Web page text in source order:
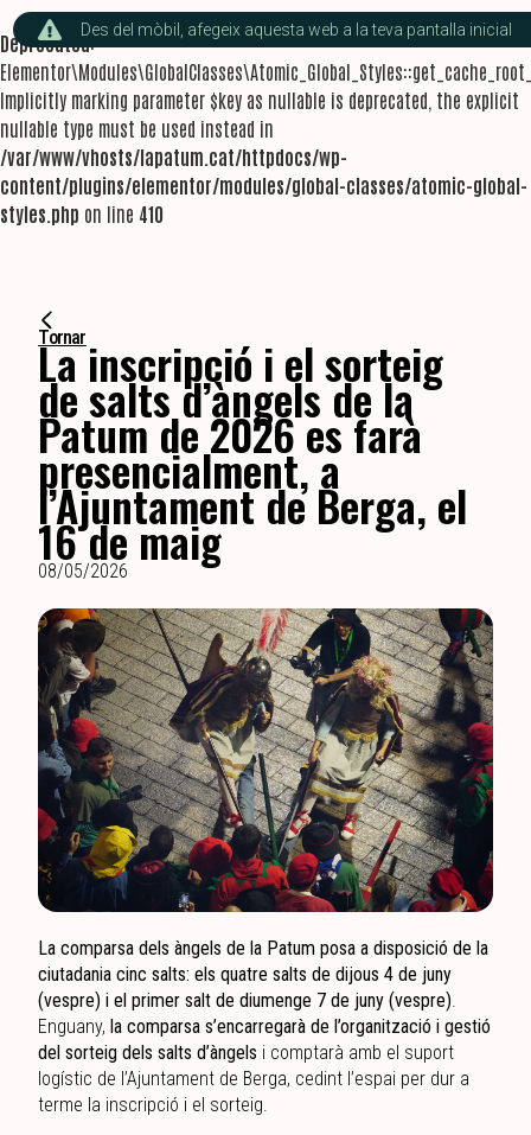
Deprecated:
Implicitly marking parameter $key as nullable is deprecated, the explicit
nullable type must be used instead in
/var/www/vhosts/lapatum.cat/httpdocs/wp-
content/plugins/elementor/modules/global-classes/atomic-global-
styles.php on line 410
Des del mòbil, afegeix aquesta web a la teva pantalla inicial
Tornar
La inscripció i el sorteig
de salts d’àngels de la
Patum de 2026 es farà
presencialment, a
l’Ajuntament de Berga, el
16 de maig
08/05/2026
La comparsa dels àngels de la Patum posa a disposició de la
ciutadania cinc salts: els quatre salts de dijous 4 de juny
(vespre) i el primer salt de diumenge 7 de juny (vespre).
Enguany,la comparsa s’encarregarà de l’organització i gestió
del sorteig dels salts d’àngels i comptarà amb el suport
logístic de l’Ajuntament de Berga, cedint l’espai per dur a
terme la inscripció i el sorteig.